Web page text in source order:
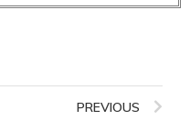
PREVIOUS